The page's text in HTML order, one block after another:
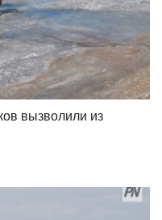
вызволили из